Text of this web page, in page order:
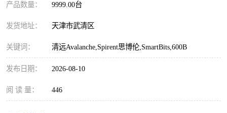
产品数量： 9999.00台
发货地址： 天津市武清区
关键词： 清远Avalanche,Spirent思博伦,SmartBits,600B
发布日期： 2026-08-10
阅 读 量： 446